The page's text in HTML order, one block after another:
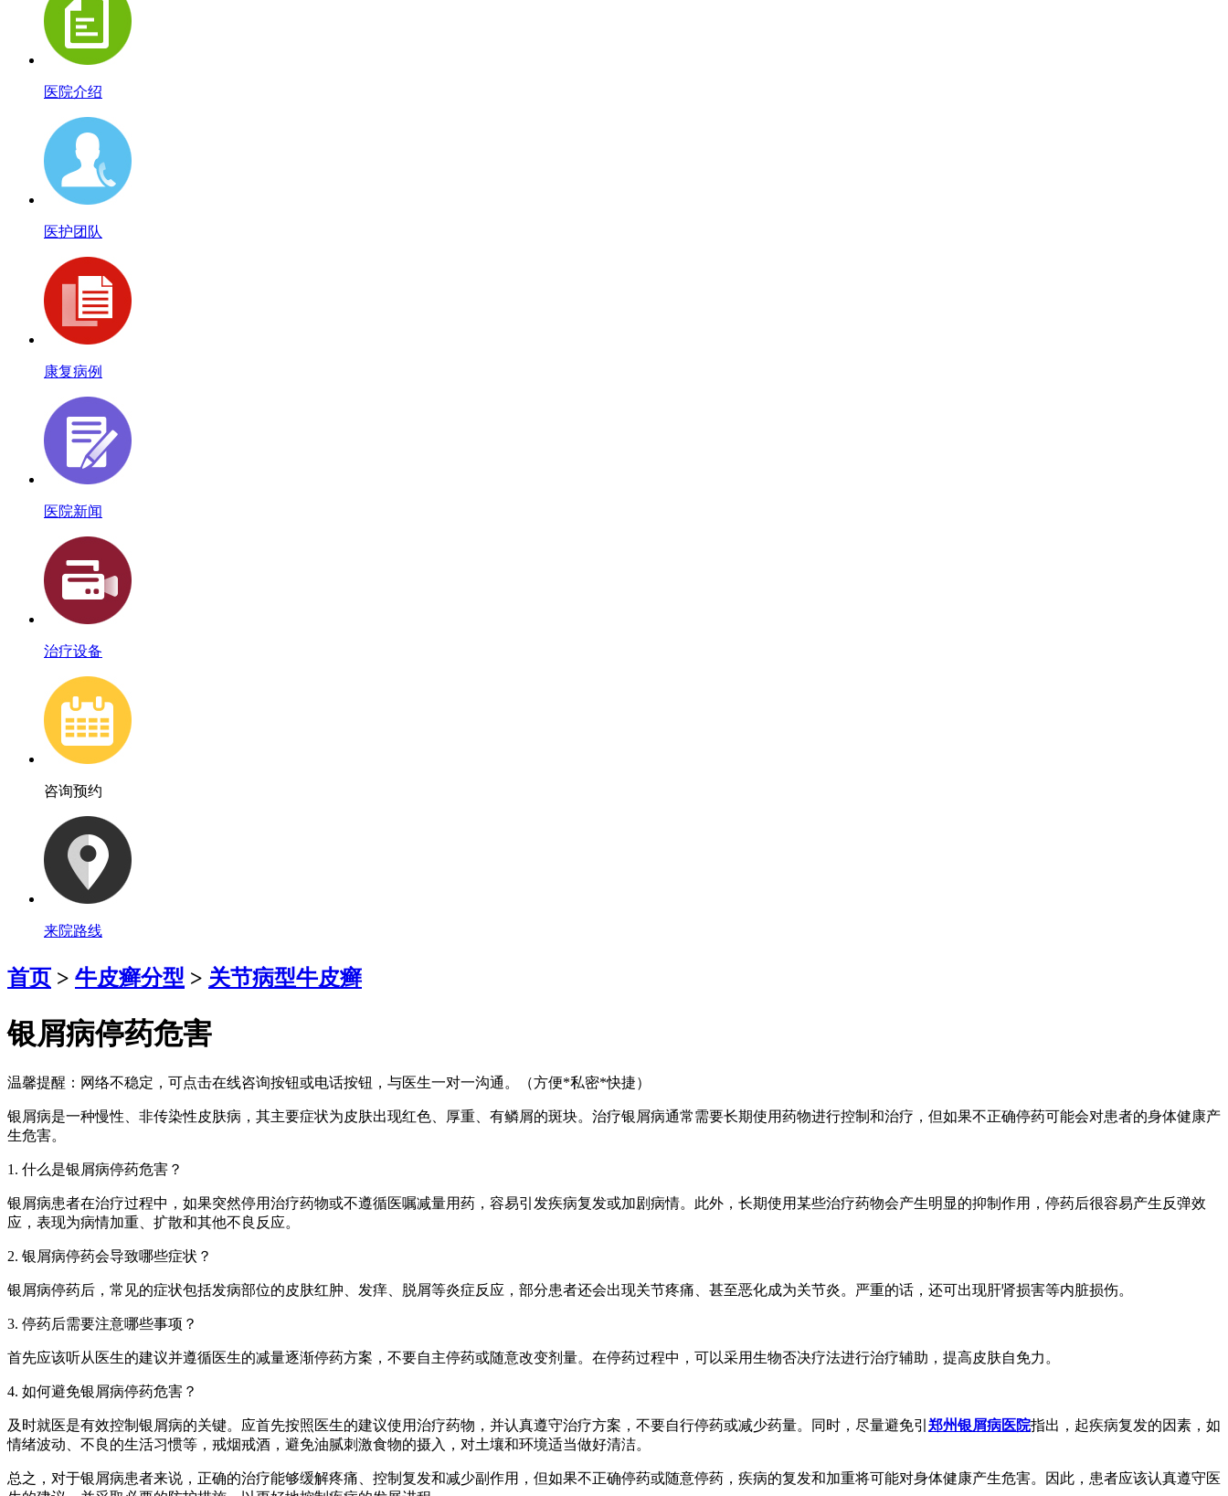
医院介绍
医护团队
康复病例
医院新闻
治疗设备
咨询预约
来院路线
首页 > 牛皮癣分型 > 关节病型牛皮癣
银屑病停药危害
温馨提醒： 网络不稳定，可点击在线咨询按钮或电话按钮，与医生一对一沟通。（方便*私密*快捷）
银屑病是一种慢性、非传染性皮肤病，其主要症状为皮肤出现红色、厚重、有鳞屑的斑块。治疗银屑病通常需要长期使用药物进行控制和治疗，但如果不正确停药可能会对患者的身体健康产
生危害。
1. 什么是银屑病停药危害？
银屑病患者在治疗过程中，如果突然停用治疗药物或不遵循医嘱减量用药，容易引发疾病复发或加剧病情。此外，长期使用某些治疗药物会产生明显的抑制作用，停药后很容易产生反弹效
应，表现为病情加重、扩散和其他不良反应。
2. 银屑病停药会导致哪些症状？
银屑病停药后，常见的症状包括发病部位的皮肤红肿、发痒、脱屑等炎症反应，部分患者还会出现关节疼痛、甚至恶化成为关节炎。严重的话，还可出现肝肾损害等内脏损伤。
3. 停药后需要注意哪些事项？
首先应该听从医生的建议并遵循医生的减量逐渐停药方案，不要自主停药或随意改变剂量。在停药过程中，可以采用生物否决疗法进行治疗辅助，提高皮肤自免力。
4. 如何避免银屑病停药危害？
及时就医是有效控制银屑病的关键。应首先按照医生的建议使用治疗药物，并认真遵守治疗方案，不要自行停药或减少药量。同时，尽量避免引 郑州银屑病医院指出，起疾病复发的因素，如
情绪波动、不良的生活习惯等，戒烟戒酒，避免油腻刺激食物的摄入，对土壤和环境适当做好清洁。
总之，对于银屑病患者来说，正确的治疗能够缓解疼痛、控制复发和减少副作用，但如果不正确停药或随意停药，疾病的复发和加重将可能对身体健康产生危害。因此，患者应该认真遵守医